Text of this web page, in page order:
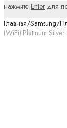
нажмите Enter для
Главная/Samsung/
(WiFi) Platinum Silver